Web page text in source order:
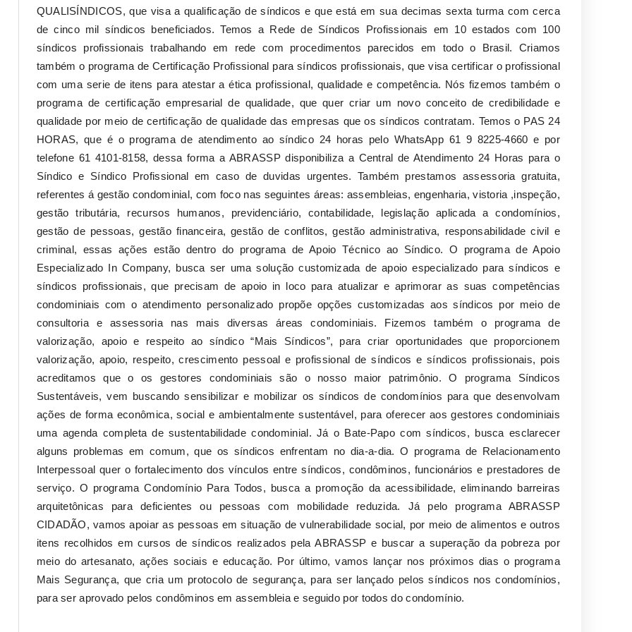
QUALISÍNDICOS, que visa a qualificação de síndicos e que está em sua decimas sexta turma com cerca
de cinco mil síndicos beneficiados. Temos a Rede de Síndicos Profissionais em 10 estados com 100
síndicos profissionais trabalhando em rede com procedimentos parecidos em todo o Brasil. Criamos
também o programa de Certificação Profissional para síndicos profissionais, que visa certificar o profissional
com uma serie de itens para atestar a ética profissional, qualidade e competência. Nós fizemos também o
programa de certificação empresarial de qualidade, que quer criar um novo conceito de credibilidade e
qualidade por meio de certificação de qualidade das empresas que os síndicos contratam. Temos o PAS 24
HORAS, que é o programa de atendimento ao síndico 24 horas pelo WhatsApp 61 9 8225-4660 e por
telefone 61 4101-8158, dessa forma a ABRASSP disponibiliza a Central de Atendimento 24 Horas para o
Síndico e Síndico Profissional em caso de duvidas urgentes. Também prestamos assessoria gratuita,
referentes á gestão condominial, com foco nas seguintes áreas: assembleias, engenharia, vistoria ,inspeção,
gestão tributária, recursos humanos, previdenciário, contabilidade, legislação aplicada a condomínios,
gestão de pessoas, gestão financeira, gestão de conflitos, gestão administrativa, responsabilidade civil e
criminal, essas ações estão dentro do programa de Apoio Técnico ao Síndico. O programa de Apoio
Especializado In Company, busca ser uma solução customizada de apoio especializado para síndicos e
síndicos profissionais, que precisam de apoio in loco para atualizar e aprimorar as suas competências
condominiais com o atendimento personalizado propõe opções customizadas aos síndicos por meio de
consultoria e assessoria nas mais diversas áreas condominiais. Fizemos também o programa de
valorização, apoio e respeito ao síndico “Mais Síndicos”, para criar oportunidades que proporcionem
valorização, apoio, respeito, crescimento pessoal e profissional de síndicos e síndicos profissionais, pois
acreditamos que o os gestores condominiais são o nosso maior patrimônio. O programa Síndicos
Sustentáveis, vem buscando sensibilizar e mobilizar os síndicos de condomínios para que desenvolvam
ações de forma econômica, social e ambientalmente sustentável, para oferecer aos gestores condominiais
uma agenda completa de sustentabilidade condominial. Já o Bate-Papo com síndicos, busca esclarecer
alguns problemas em comum, que os síndicos enfrentam no dia-a-dia. O programa de Relacionamento
Interpessoal quer o fortalecimento dos vínculos entre síndicos, condôminos, funcionários e prestadores de
serviço. O programa Condomínio Para Todos, busca a promoção da acessibilidade, eliminando barreiras
arquitetônicas para deficientes ou pessoas com mobilidade reduzida. Já pelo programa ABRASSP
CIDADÃO, vamos apoiar as pessoas em situação de vulnerabilidade social, por meio de alimentos e outros
itens recolhidos em cursos de síndicos realizados pela ABRASSP e buscar a superação da pobreza por
meio do artesanato, ações sociais e educação. Por último, vamos lançar nos próximos dias o programa
Mais Segurança, que cria um protocolo de segurança, para ser lançado pelos síndicos nos condomínios,
para ser aprovado pelos condôminos em assembleia e seguido por todos do condomínio.